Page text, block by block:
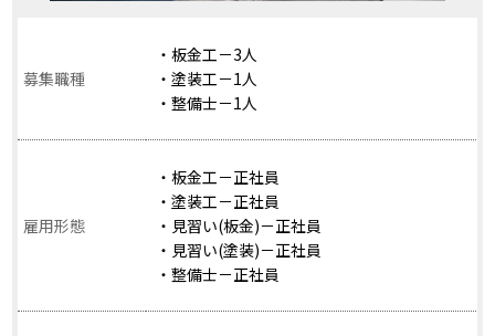
募集職種
・板金工－3人
・塗装工－1人
・整備士－1人
雇用形態
・板金工－正社員
・塗装工－正社員
・見習い(板金)－正社員
・見習い(塗装)－正社員
・整備士－正社員